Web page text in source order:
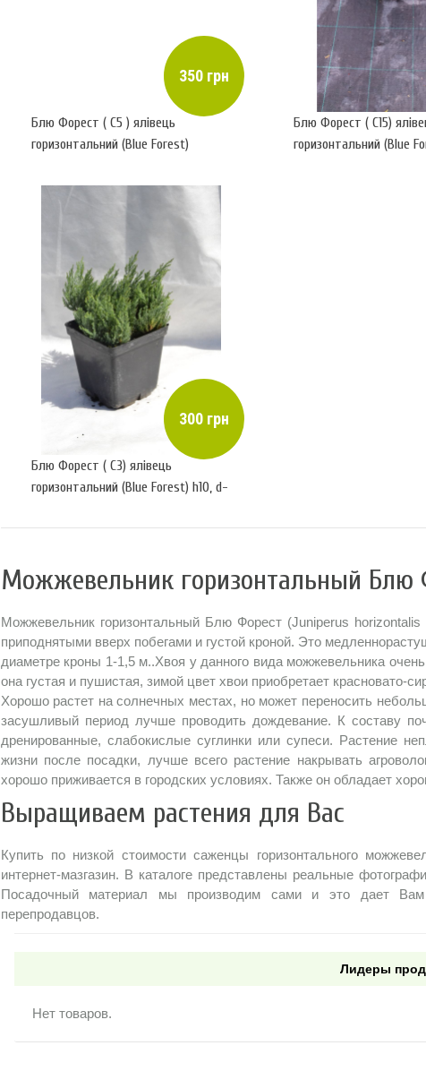
350 грн
Блю Форест ( С5 ) ялівець
горизонтальний (Blue Forest)
Блю Форест ( С15)
горизонтальний (Blue
300 грн
Блю Форест ( С3) ялівець
горизонтальний (Blue Forest) h10, d-
Можжевельник горизонтальный Блю
Можжевельник горизонтальный Блю Форест (Juniperus
приподнятыми вверх побегами и густой кроной. Это
диаметре кроны 1-1,5 м..Хвоя у данного вида можжевельника
она густая и пушистая, зимой цвет хвои приобретает красновато-
Хорошо растет на солнечных местах, но может переносить
засушливый период лучше проводить дождевание. К составу
дренированные, слабокислые суглинки или супеси. Растение
жизни после посадки, лучше всего растение накрывать
хорошо приживается в городских условиях. Также он обладает
Выращиваем растения для Вас
Купить по низкой стоимости саженцы горизонтального
интернет-мазгазин. В каталоге представлены реальные
Посадочный материал мы производим сами и это дает Вам
перепродавцов.
Лидеры
Нет товаров.